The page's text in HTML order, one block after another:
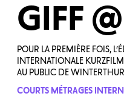
GIFF
POUR LA PREMIÈRE FOIS,
INTERNATIONALE
AU PUBLIC DE
COURTS MÉTRAGES